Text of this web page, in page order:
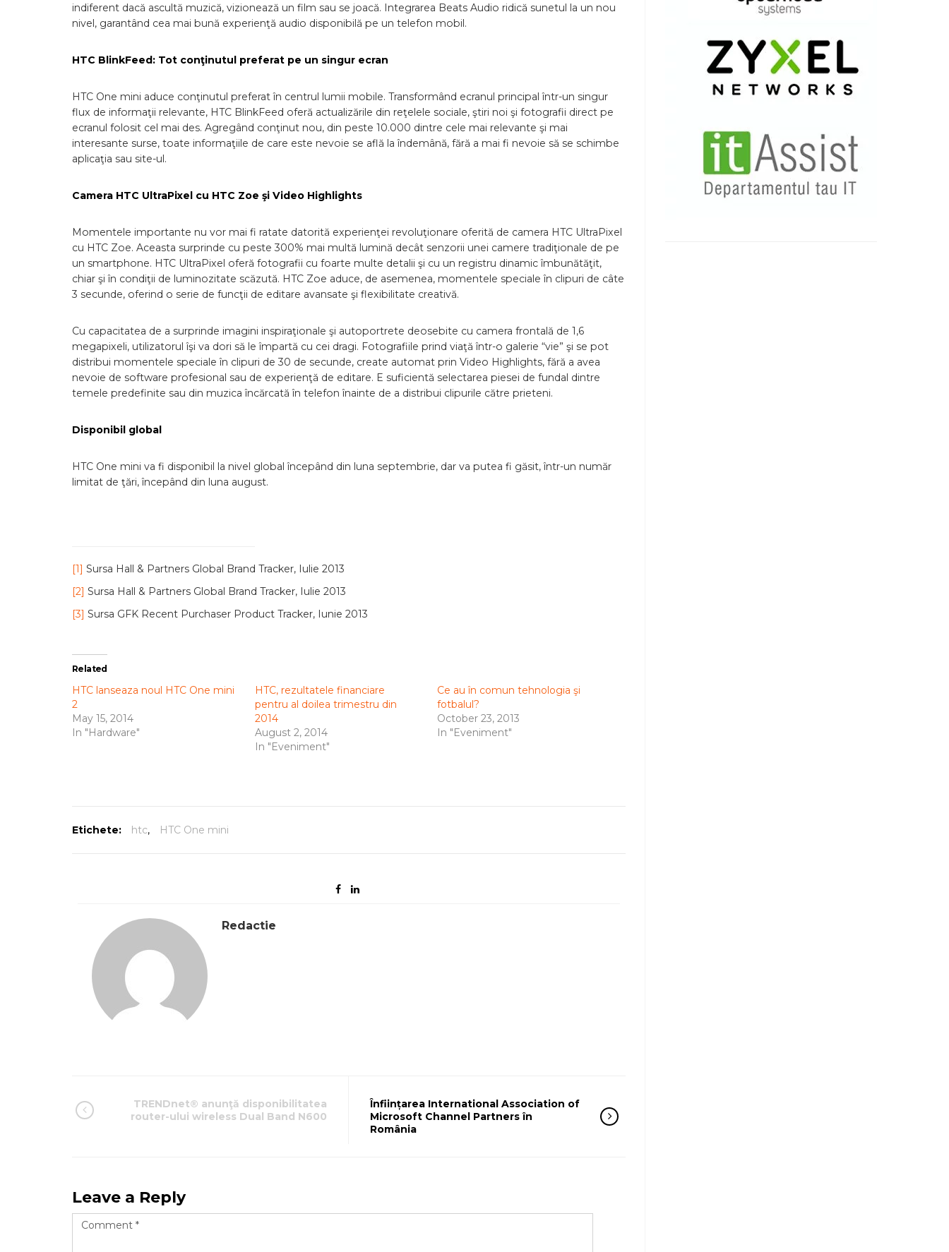
indiferent dacă ascultă muzică, vizionează un film sau se joacă. Integrarea Beats Audio ridică sunetul la un nou
nivel, garantând cea mai bună experienţă audio disponibilă pe un telefon mobil.
HTC BlinkFeed: Tot conţinutul preferat pe un singur ecran
HTC One mini aduce conţinutul preferat în centrul lumii mobile. Transformând ecranul principal într-un singur
flux de informaţii relevante, HTC BlinkFeed oferă actualizările din reţelele sociale, ştiri noi şi fotografii direct pe
ecranul folosit cel mai des. Agregând conţinut nou, din peste 10.000 dintre cele mai relevante şi mai
interesante surse, toate informaţiile de care este nevoie se află la îndemână, fără a mai fi nevoie să se schimbe
aplicaţia sau site-ul.
Camera HTC UltraPixel cu HTC Zoe şi Video Highlights
Momentele importante nu vor mai fi ratate datorită experienţei revoluţionare oferită de camera HTC UltraPixel
cu HTC Zoe. Aceasta surprinde cu peste 300% mai multă lumină decât senzorii unei camere tradiţionale de pe
un smartphone. HTC UltraPixel oferă fotografii cu foarte multe detalii şi cu un registru dinamic îmbunătăţit,
chiar şi în condiţii de luminozitate scăzută. HTC Zoe aduce, de asemenea, momentele speciale în clipuri de câte
3 secunde, oferind o serie de funcţii de editare avansate şi flexibilitate creativă.
Cu capacitatea de a surprinde imagini inspiraţionale şi autoportrete deosebite cu camera frontală de 1,6
megapixeli, utilizatorul îşi va dori să le împartă cu cei dragi. Fotografiile prind viaţă într-o galerie “vie” şi se pot
distribui momentele speciale în clipuri de 30 de secunde, create automat prin Video Highlights, fără a avea
nevoie de software profesional sau de experienţă de editare. E suficientă selectarea piesei de fundal dintre
temele predefinite sau din muzica încărcată în telefon înainte de a distribui clipurile către prieteni.
Disponibil global
HTC One mini va fi disponibil la nivel global începând din luna septembrie, dar va putea fi găsit, într-un număr
limitat de ţări, începând din luna august.
[1] Sursa Hall & Partners Global Brand Tracker, Iulie 2013
[2] Sursa Hall & Partners Global Brand Tracker, Iulie 2013
[3] Sursa GFK Recent Purchaser Product Tracker, Iunie 2013
Related
HTC lanseaza noul HTC One mini
2
May 15, 2014
In "Hardware"
HTC, rezultatele financiare
pentru al doilea trimestru din
2014
August 2, 2014
In "Eveniment"
Ce au în comun tehnologia şi
fotbalul?
October 23, 2013
In "Eveniment"
Etichete: htc, HTC One mini
Redactie
TRENDnet® anunţă disponibilitatea
router-ului wireless Dual Band N600
Înființarea International Association of
Microsoft Channel Partners în
România
Leave a Reply